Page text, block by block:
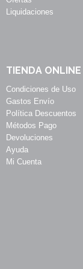
Liquidaciones
TIENDA ONLINE
Condiciones de Uso
Gastos Envío
Política Descuentos
Métodos Pago
Devoluciones
Ayuda
Mi Cuenta